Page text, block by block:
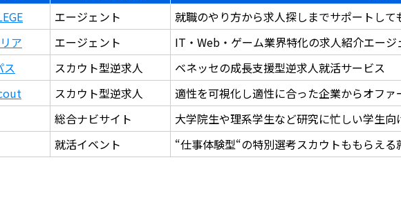
エージェント
就職のやり方から求人探しまでサポートして
ア
エージェント
IT・Web・ゲーム業界特化の求人紹介エージ
ス
スカウト型逆求人
ベネッセの成長支援型逆求人就活サービス
スカウト型逆求人
適性を可視化し適性に合った企業からオフ
総合ナビサイト
大学院生や理系学生など研究に忙しい学生向
就活イベント “仕事体験型“の特別選考スカウトももらえる